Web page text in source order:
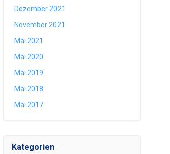
Dezember 2021
November 2021
Mai 2021
Mai 2020
Mai 2019
Mai 2018
Mai 2017
Kategorien